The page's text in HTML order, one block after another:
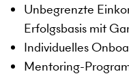
Unbegrenzte
Erfolgsbasis mit
Individuelles
Mentoring-